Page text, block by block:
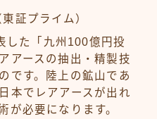
証プライム）
した「九州100億円投
アースの抽出・精製技
です。陸上の鉱山であ
本でレアアースが出れ
が必要になります。